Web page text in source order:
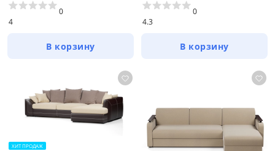
4
0
В корзину
4.3
0
В корзину
ХИТ ПРОДАЖ